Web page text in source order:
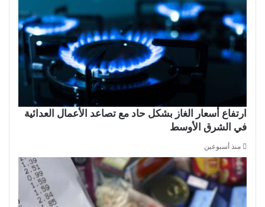
ارتفاع أسعار الغاز بشكل حاد مع تصاعد الأعمال العدائية
في الشرق الأوسط
منذ أسبوعين